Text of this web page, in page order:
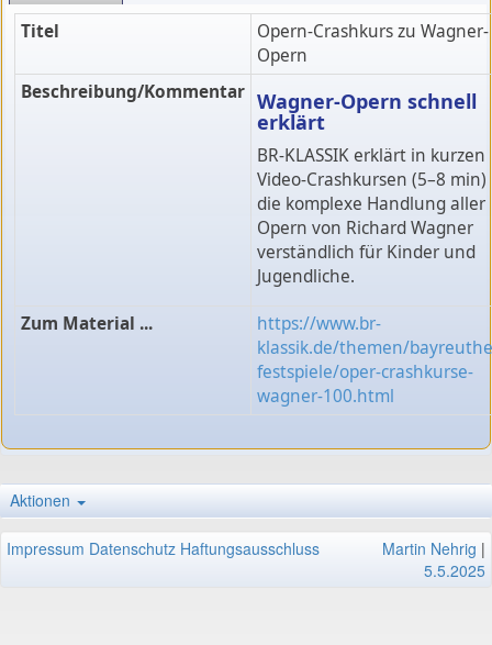
Titel
Opern-Crashkurs zu Wagner-
Opern
Beschreibung/Kommentar Wagner-Opern schnell
erklärt
BR-KLASSIK erklärt in kurzen
Video-Crashkursen (5–8 min)
die komplexe Handlung aller
Opern von Richard Wagner
verständlich für Kinder und
Jugendliche.
Zum Material ...
https://www.br-
klassik.de/themen/
festspiele/oper-crashkurse-
wagner-100.html
Aktionen
Impressum Datenschutz Haftungsausschluss Martin Nehrig |
5.5.2025